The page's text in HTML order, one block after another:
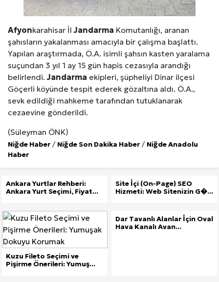
Afyonkarahisar İlJandarma Komutanlığı, aranan
şahısların yakalanması amacıyla bir çalışma başlattı.
Yapılan araştırmada, Ö.A. isimli şahsın kasten yaralama
suçundan 3 yıl 1 ay 15 gün hapis cezasıyla arandığı
belirlendi.Jandarma ekipleri, şüpheliyi Dinar ilçesi
Göçerli köyünde tespit ederek gözaltına aldı. Ö.A.,
sevk edildiği mahkeme tarafından tutuklanarak
cezaevine gönderildi.
(Süleyman ÖNK)
Niğde Haber / Niğde Son Dakika Haber / Niğde Anadolu
Haber
Ankara Yurtlar Rehberi:
Ankara Yurt Seçimi, Fiyat...
Site İçi (On-Page) SEO
Hizmeti: Web Sitenizin G�...
Kuzu Fileto Seçimi ve
Pişirme Önerileri: Yumuş...
Dar Tavanlı Alanlar İçin Oval
Hava Kanalı Avan...